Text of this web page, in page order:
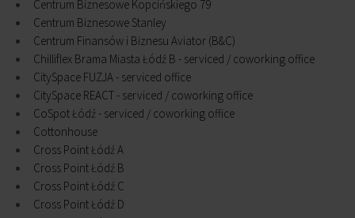
Centrum Biznesowe Kopcińskiego 79
Centrum Biznesowe Stanley
Centrum Finansów i Biznesu Aviator (B&C)
Chilliflex Brama Miasta Łódź B - serviced / coworking office
CitySpace FUZJA - serviced office
CitySpace REACT - serviced / coworking office
CoSpot Łódź - serviced / coworking office
Cottonhouse
Cross Point Łódź A
Cross Point Łódź B
Cross Point Łódź C
Cross Point Łódź D